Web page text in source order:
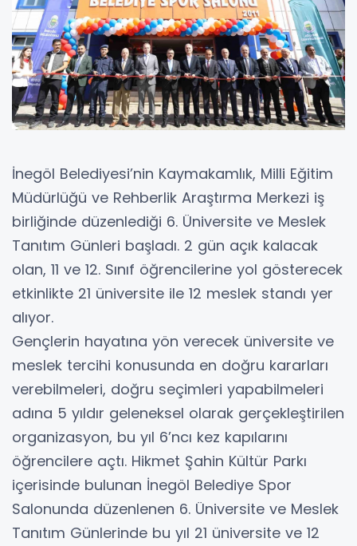
İnegöl Belediyesi’nin Kaymakamlık, Milli Eğitim
Müdürlüğü ve Rehberlik Araştırma Merkezi iş
birliğinde düzenlediği 6. Üniversite ve Meslek
Tanıtım Günleri başladı. 2 gün açık kalacak
olan, 11 ve 12. Sınıf öğrencilerine yol gösterecek
etkinlikte 21 üniversite ile 12 meslek standı yer
alıyor.
Gençlerin hayatına yön verecek üniversite ve
meslek tercihi konusunda en doğru kararları
verebilmeleri, doğru seçimleri yapabilmeleri
adına 5 yıldır geleneksel olarak gerçekleştirilen
organizasyon, bu yıl 6’ncı kez kapılarını
öğrencilere açtı. Hikmet Şahin Kültür Parkı
içerisinde bulunan İnegöl Belediye Spor
Salonunda düzenlenen 6. Üniversite ve Meslek
Tanıtım Günlerinde bu yıl 21 üniversite ve 12